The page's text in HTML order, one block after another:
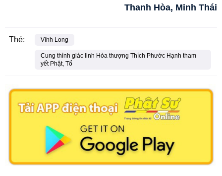
Thanh Hòa, Minh Thái
Thẻ: Vĩnh Long
Cung thỉnh giác linh Hòa thượng Thích Phước Hạnh tham
yết Phật, Tổ